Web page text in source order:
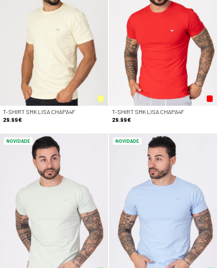
T-SHIRT SMK LISA CHAPA4F
29.99€
T-SHIRT SMK LISA CHAPA4F
29.99€
NOVIDADE NOVIDADE